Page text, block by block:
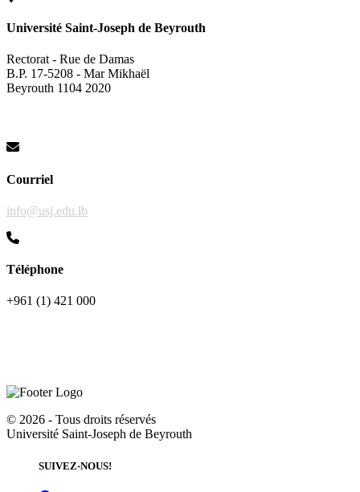
Université Saint-Joseph de Beyrouth
Rectorat - Rue de Damas
B.P. 17-5208 - Mar Mikhaël
Beyrouth 1104 2020
Courriel
info@usj.edu.lb
Téléphone
+961 (1) 421 000
© 2026 - Tous droits réservés
Université Saint-Joseph de Beyrouth
SUIVEZ-NOUS!